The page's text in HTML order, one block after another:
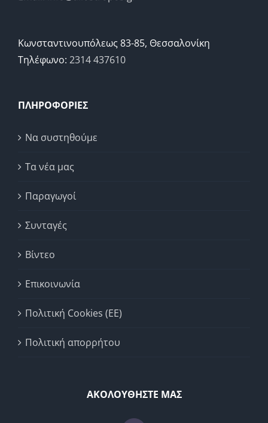
Κωνσταντινουπόλεως 83-85, Θεσσαλονίκη
Τηλέφωνο: 2314 437610
ΠΛΗΡΟΦΟΡΙΕΣ
Να συστηθούμε
Τα νέα μας
Παραγωγοί
Συνταγές
Βίντεο
Επικοινωνία
Πολιτική Cookies (ΕΕ)
Πολιτική απορρήτου
ΑΚΟΛΟΥΘΗΣΤΕ ΜΑΣ